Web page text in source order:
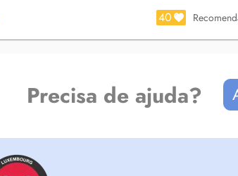
40
Precisa de ajuda?